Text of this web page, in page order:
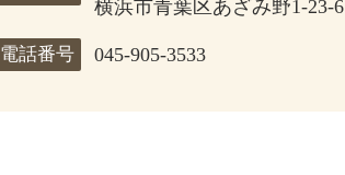
横浜市青葉区あざみ野1-23-6
電話番号 045-905-3533